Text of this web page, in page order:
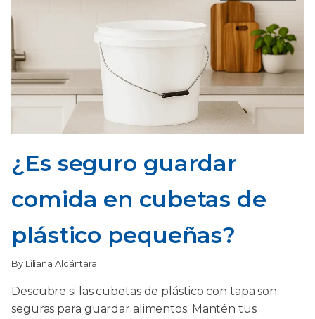
¿Es seguro guardar
comida en cubetas de
plástico pequeñas?
By Liliana Alcántara
Descubre si las cubetas de plástico con tapa son
seguras para guardar alimentos. Mantén tus